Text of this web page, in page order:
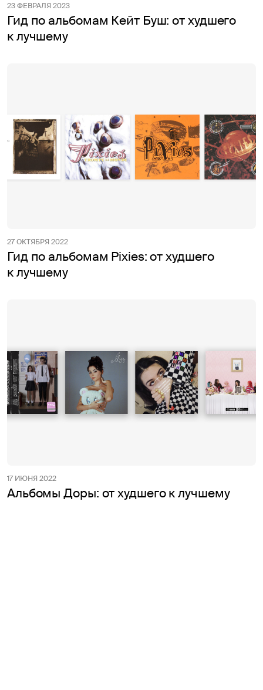
23 ФЕВРАЛЯ 2023
Гид по альбомам Кейт Буш: от худшего
к лучшему
27 ОКТЯБРЯ 2022
Гид по альбомам Pixies: от худшего
к лучшему
17 ИЮНЯ 2022
Альбомы Доры: от худшего к лучшему